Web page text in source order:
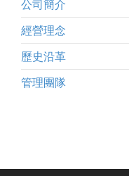
公司簡介
經營理念
歷史沿革
管理團隊